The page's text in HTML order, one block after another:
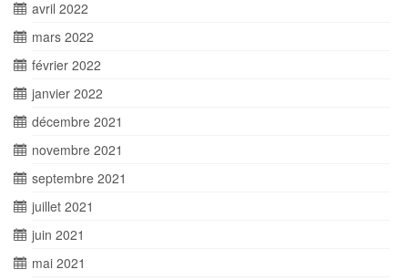
avril 2022
mars 2022
février 2022
janvier 2022
décembre 2021
novembre 2021
septembre 2021
juillet 2021
juin 2021
mai 2021